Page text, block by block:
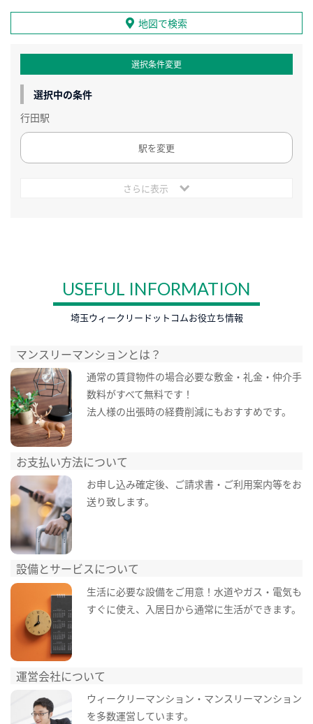
地図で検索
選択条件変更
選択中の条件
行田駅
駅を変更
さらに表示
USEFUL INFORMATION
埼玉ウィークリードットコムお役立ち情報
マンスリーマンションとは？
通常の賃貸物件の場合必要な敷金・礼金・仲介手
数料がすべて無料です！
法人様の出張時の経費削減にもおすすめです。
お支払い方法について
お申し込み確定後、ご請求書・ご利用案内等をお
送り致します。
設備とサービスについて
生活に必要な設備をご用意！水道やガス・電気も
すぐに使え、入居日から通常に生活ができます。
運営会社について
ウィークリーマンション・マンスリーマンション
を多数運営しています。